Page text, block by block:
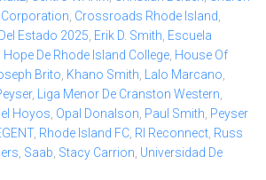
Crossroads Rhode Island
Estado 2025 Erik D. Smith Escuela
Hope De Rhode Island College House Of
Brito Khano Smith Lalo Marcano
, Liga Menor De Cranston Western
Hoyos Opal Donalson Paul Smith Peyser
, Rhode Island FC RI Reconnect Russ
Saab Stacy Carrion Universidad De